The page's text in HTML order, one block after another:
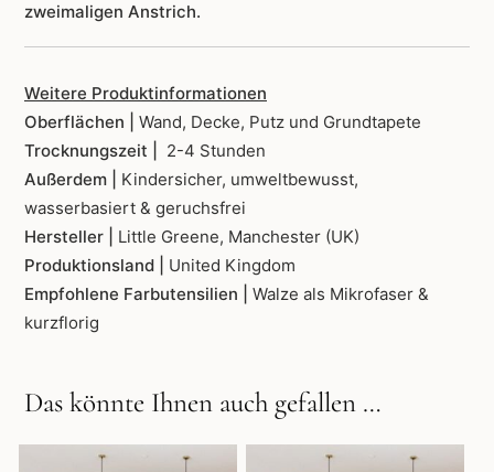
zweimaligen Anstrich.
Weitere Produktinformationen
Oberflächen | Wand, Decke, Putz und Grundtapete
Trocknungszeit |
2-4 Stunden
Außerdem | Kindersicher, umweltbewusst,
wasserbasiert & geruchsfrei
Hersteller | Little Greene, Manchester (UK)
Produktionsland | United Kingdom
Empfohlene Farbutensilien | Walze als Mikrofaser &
kurzflorig
Das könnte Ihnen auch gefallen …